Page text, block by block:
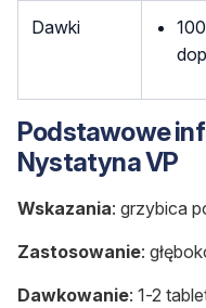
Dawki
Podstawowe
Nystatyna VP
Wskazania: grzybica
Zastosowanie:
Dawkowanie: 1-2